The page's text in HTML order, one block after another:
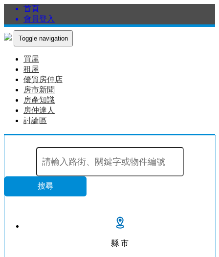
首頁
會員登入
Toggle navigation
買屋
租屋
優質房仲店
房市新聞
房產知識
房仲達人
討論區
搜尋
縣 市